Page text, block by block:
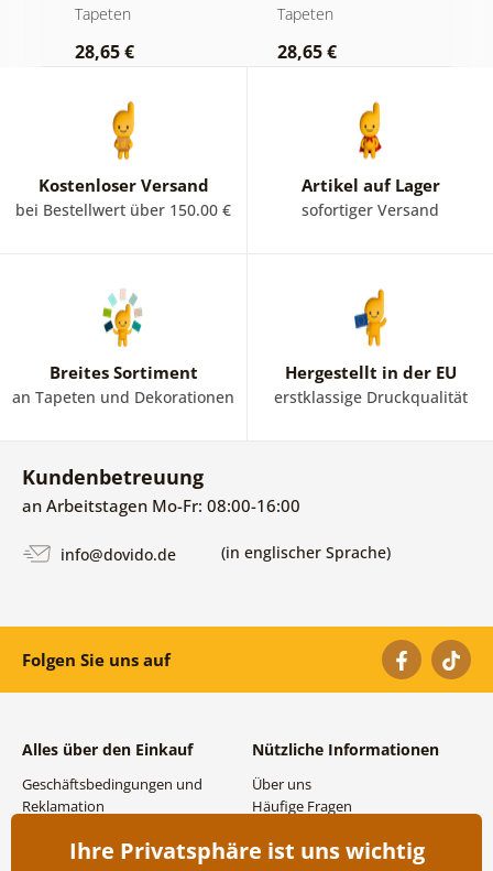
Tapeten
28,65 €
Tapeten
28,65 €
Kostenloser Versand
bei Bestellwert über 150.00 €
Artikel auf Lager
sofortiger Versand
Breites Sortiment
an Tapeten und Dekorationen
Hergestellt in der EU
erstklassige Druckqualität
Kundenbetreuung
an Arbeitstagen Mo-Fr: 08:00-16:00
info@dovido.de (in englischer Sprache)
Folgen Sie uns auf
Alles über den Einkauf
Geschäftsbedingungen und
Reklamation
Versand- und
Nützliche Informationen
Über uns
Häufige Fragen
Großhandel und
Ihre Privatsphäre ist uns wichtig